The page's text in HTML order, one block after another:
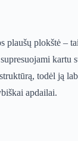
plokštė –
kartu
todėl ją
apdailai.